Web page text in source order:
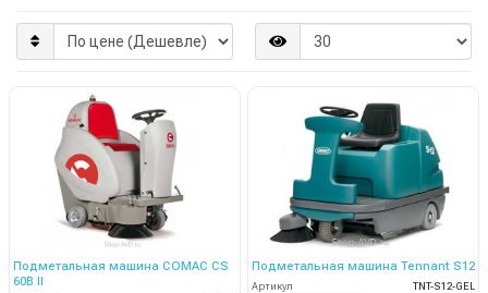
Подметальная машина COMAC CS
60B II
Подметальная машина Tennant S12
Артикул
TNT-S12-GEL